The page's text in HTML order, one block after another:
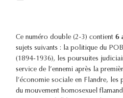
Ce numéro double (2-3) contient 6
sujets suivants : la politique du
(1894-1936), les poursuites
service de l’ennemi après la
l’économie sociale en Flandre,
du mouvement homosexuel